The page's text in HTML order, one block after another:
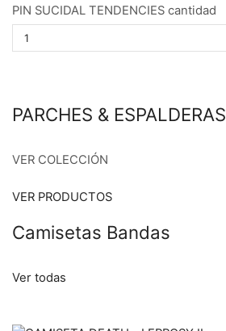
PIN SUCIDAL TENDENCIES cantidad
PARCHES & ESPALDERAS
VER COLECCIÓN
VER PRODUCTOS
Camisetas Bandas
Ver todas